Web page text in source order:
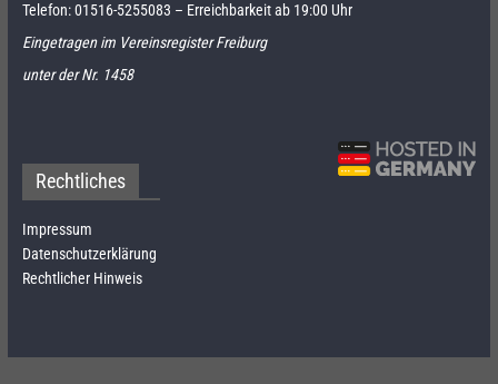
Telefon:01516-5255083 – Erreichbarkeit ab 19:00 Uhr
Eingetragen im Vereinsregister Freiburg
unter der Nr. 1458
Rechtliches
Impressum
Datenschutzerklärung
Rechtlicher Hinweis